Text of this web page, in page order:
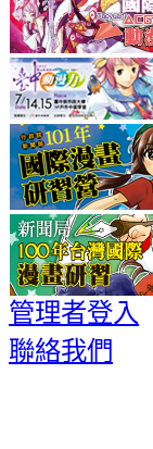
管理者登入
聯絡我們